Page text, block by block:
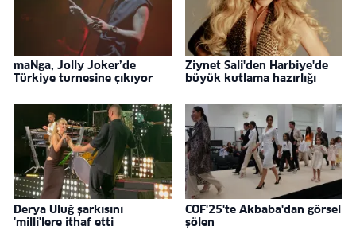
maNga, Jolly Joker’de
Türkiye turnesine çıkıyor
Ziynet Sali'den Harbiye'de
büyük kutlama hazırlığı
Derya Uluğ şarkısını
'milli'lere ithaf etti
COF'25'te Akbaba'dan görsel
şölen